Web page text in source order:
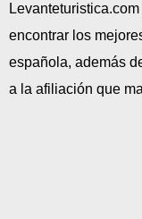
encontrar los
española, además
a la afiliación que